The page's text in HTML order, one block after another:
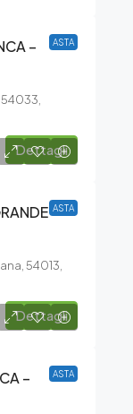
ASTA
–
Dettagli
ASTA
–
54013,
Dettagli
ASTA
–